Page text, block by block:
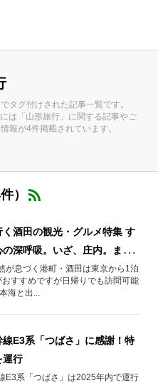
でタグ付けされた記事一覧です。
は「山形旅行」に関する記事やご
報が4件掲載されています。
）
く酒田の観光・グルメ特集 す
の深呼吸。いざ、庄内。まだ
日本に出会う！
が息づく港町・酒田は東京から1泊
すすめですが日帰りでも訪問可能
海と出...
線E3系「つばさ」に感謝！特
運行
E3系「つばさ」は2025年内で運行